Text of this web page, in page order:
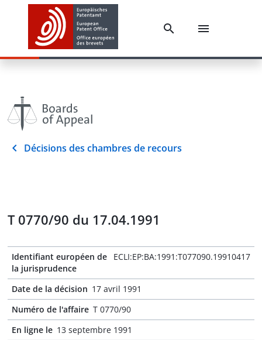
Décisions des chambres de recours
T 0770/90 du 17.04.1991
Identifiant européen de
la jurisprudence
ECLI:EP:BA:1991:T077090.19910417
Date de la décision 17 avril 1991
Numéro de l'affaire T 0770/90
En ligne le 13 septembre 1991